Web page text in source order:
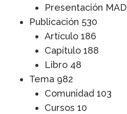
Presentación MAD
Publicación 530
Artículo 186
Capítulo 188
Libro 48
Tema 982
Comunidad 103
Cursos 10